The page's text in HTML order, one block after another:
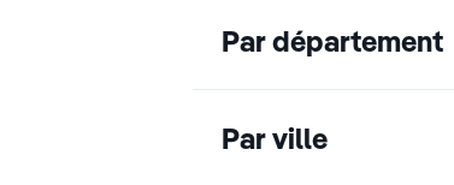
Par département
Par ville